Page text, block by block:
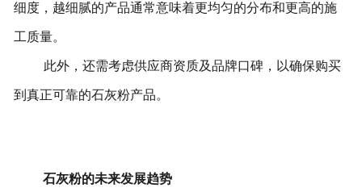
细度，越细腻的产品通常意味着更均匀的分布和更高的施
工质量。
此外，还需考虑供应商资质及品牌口碑，以确保购买
到真正可靠的石灰粉产品。
石灰粉的未来发展趋势